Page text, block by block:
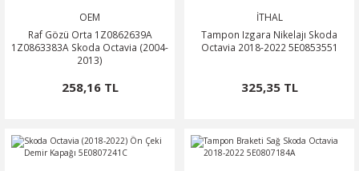
OEM
Raf Gözü Orta 1Z0862639A
1Z0863383A Skoda Octavia (2004-
2013)
258,16 TL
İTHAL
Tampon Izgara Nikelajı Skoda
Octavia 2018-2022 5E0853551
325,35 TL